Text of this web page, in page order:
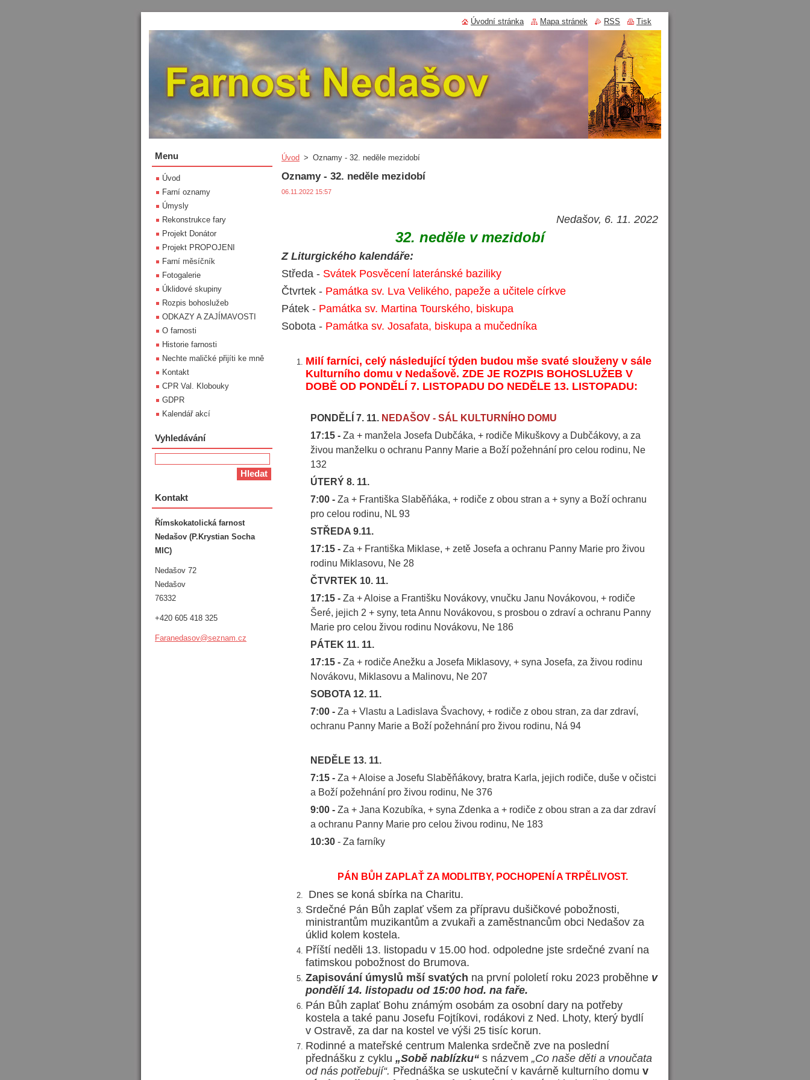
Úvod > Oznamy - 32. neděle mezidobí
Oznamy - 32. neděle mezidobí
06.11.2022 15:57
Nedašov, 6. 11. 2022
32. neděle v mezidobí
Z Liturgického kalendáře:
Středa - Svátek Posvěcení lateránské baziliky
Čtvrtek - Památka sv. Lva Velikého, papeže a učitele církve
Pátek - Památka sv. Martina Tourského, biskupa
Sobota - Památka sv. Josafata, biskupa a mučedníka
Milí farníci, celý následující týden budou mše svaté slouženy v sále
Kulturního domu v Nedašově. ZDE JE ROZPIS BOHOSLUŽEB V
DOBĚ OD PONDĚLÍ 7. LISTOPADU DO NEDĚLE 13. LISTOPADU:
PONDĚLÍ 7. 11. NEDAŠOV - SÁL KULTURNÍHO DOMU
17:15 - Za + manžela Josefa Dubčáka, + rodiče Mikuškovy a Dubčákovy, a za
živou manželku o ochranu Panny Marie a Boží požehnání pro celou rodinu, Ne
132
ÚTERÝ 8. 11.
7:00 - Za + Františka Slaběňáka, + rodiče z obou stran a + syny a Boží ochranu
pro celou rodinu, NL 93
STŘEDA 9.11.
17:15 - Za + Františka Miklase, + zetě Josefa a ochranu Panny Marie pro živou
rodinu Miklasovu, Ne 28
ČTVRTEK 10. 11.
17:15 - Za + Aloise a Františku Novákovy, vnučku Janu Novákovou, + rodiče
Šeré, jejich 2 + syny, teta Annu Novákovou, s prosbou o zdraví a ochranu Panny
Marie pro celou živou rodinu Novákovu, Ne 186
PÁTEK 11. 11.
17:15 - Za + rodiče Anežku a Josefa Miklasovy, + syna Josefa, za živou rodinu
Novákovu, Miklasovu a Malinovu, Ne 207
SOBOTA 12. 11.
7:00 - Za + Vlastu a Ladislava Švachovy, + rodiče z obou stran, za dar zdraví,
ochranu Panny Marie a Boží požehnání pro živou rodinu, Ná 94
NEDĚLE 13. 11.
7:15 - Za + Aloise a Josefu Slaběňákovy, bratra Karla, jejich rodiče, duše v očistci
a Boží požehnání pro živou rodinu, Ne 376
9:00 - Za + Jana Kozubíka, + syna Zdenka a + rodiče z obou stran a za dar zdraví
a ochranu Panny Marie pro celou živou rodinu, Ne 183
10:30 - Za farníky
PÁN BŮH ZAPLAŤ ZA MODLITBY, POCHOPENÍ A TRPĚLIVOST.
Dnes se koná sbírka na Charitu.
Srdečné Pán Bůh zaplať všem za přípravu dušičkové pobožnosti,
ministrantům muzikantům a zvukaři a zaměstnancům obci Nedašov za
úklid kolem kostela.
Příští neděli 13. listopadu v 15.00 hod. odpoledne jste srdečné zvaní na
fatimskou pobožnost do Brumova.
Zapisování úmyslů mší svatých na první pololetí roku 2023 proběhne v
pondělí 14. listopadu od 15:00 hod. na faře.
Pán Bůh zaplať Bohu známým osobám za osobní dary na potřeby
kostela a také panu Josefu Fojtíkovi, rodákovi z Ned. Lhoty, který bydlí
v Ostravě, za dar na kostel ve výši 25 tisíc korun.
Rodinné a mateřské centrum Malenka srdečně zve na poslední
přednášku z cyklu „Sobě nablízku“ s názvem „Co naše děti a vnoučata
od nás potřebují“. Přednáška se uskuteční v kavárně kulturního domu v
Menu
Úvod
Farní oznamy
Úmysly
Rekonstrukce fary
Projekt Donátor
Projekt PROPOJENI
Farní měsíčník
Fotogalerie
Úklidové skupiny
Rozpis bohoslužeb
ODKAZY A ZAJÍMAVOSTI
O farnosti
Historie farnosti
Nechte maličké přijíti ke mně
Kontakt
CPR Val. Klobouky
GDPR
Kalendář akcí
Vyhledávání
Kontakt
Římskokatolická farnost
Nedašov (P.Krystian Socha
MIC)
Nedašov 72
Nedašov
76332
+420 605 418 325
Faranedasov@seznam.cz
Úvodní stránka Mapa stránek RSS Tisk